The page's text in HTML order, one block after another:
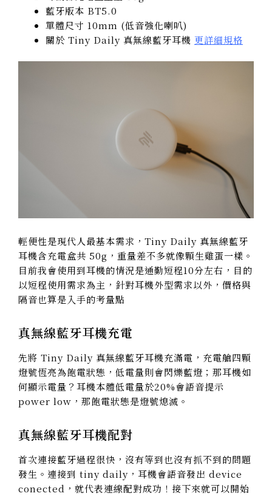
藍牙版本 BT5.0
單體尺寸 10mm (低音強化喇叭)
關於 Tiny Daily 真無線藍牙耳機 更詳細規格
輕便性是現代人最基本需求，Tiny Daily 真無線藍牙
耳機含充電盒共 50g，重量差不多就像顆生雞蛋一樣。
目前我會使用到耳機的情況是通勤短程10分左右，目的
以短程使用需求為主，針對耳機外型需求以外，價格與
隔音也算是入手的考量點
真無線藍牙耳機充電
先將 Tiny Daily 真無線藍牙耳機充滿電，充電艙四顆
燈號恆亮為飽電狀態，低電量則會閃爍藍燈；那耳機如
何顯示電量？耳機本體低電量於20%會語音提示
power low，那飽電狀態是燈號熄滅。
真無線藍牙耳機配對
首次連接藍牙過程很快，沒有等到也沒有抓不到的問題
發生。連接到 tiny daily，耳機會語音發出 device
conected，就代表連線配對成功！接下來就可以開始